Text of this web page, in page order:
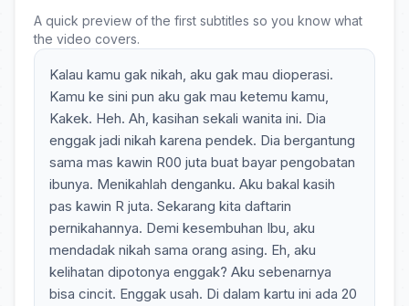
A quick preview of the first subtitles so you know what
the video covers.
Kalau kamu gak nikah, aku gak mau dioperasi.
Kamu ke sini pun aku gak mau ketemu kamu,
Kakek. Heh. Ah, kasihan sekali wanita ini. Dia
enggak jadi nikah karena pendek. Dia bergantung
sama mas kawin R00 juta buat bayar pengobatan
ibunya. Menikahlah denganku. Aku bakal kasih
pas kawin R juta. Sekarang kita daftarin
pernikahannya. Demi kesembuhan Ibu, aku
mendadak nikah sama orang asing. Eh, aku
kelihatan dipotonya enggak? Aku sebenarnya
bisa cincit. Enggak usah. Di dalam kartu ini ada 20